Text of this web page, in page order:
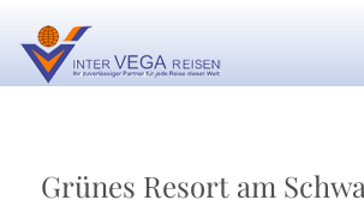
Grünes Resort am